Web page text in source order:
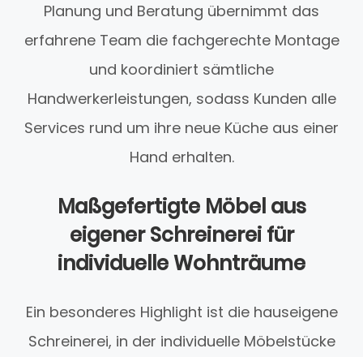
Planung und Beratung übernimmt das
erfahrene Team die fachgerechte Montage
und koordiniert sämtliche
Handwerkerleistungen, sodass Kunden alle
Services rund um ihre neue Küche aus einer
Hand erhalten.
Maßgefertigte Möbel aus
eigener Schreinerei für
individuelle Wohnträume
Ein besonderes Highlight ist die hauseigene
Schreinerei, in der individuelle Möbelstücke